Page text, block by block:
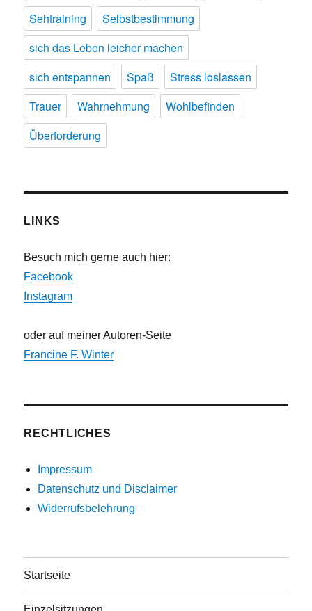
Sehtraining
Selbstbestimmung
sich das Leben leicher machen
sich entspannen
Spaß
Stress loslassen
Trauer
Wahrnehmung
Wohlbefinden
Überforderung
LINKS
Besuch mich gerne auch hier:
Facebook
Instagram
oder auf meiner Autoren-Seite
Francine F. Winter
RECHTLICHES
Impressum
Datenschutz und Disclaimer
Widerrufsbelehrung
Startseite